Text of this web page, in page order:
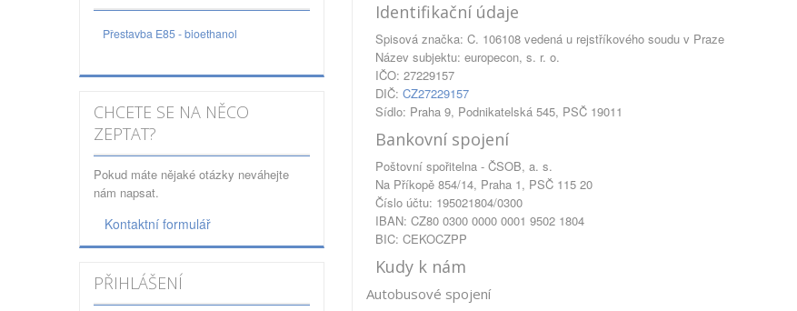
Identifikační údaje
Spisová značka: C. 106108 vedená u rejstříkového soudu v Praze
Název subjektu: europecon, s. r. o.
IČO: 27229157
DIČ: CZ27229157
Sídlo: Praha 9, Podnikatelská 545, PSČ 19011
Bankovní spojení
Poštovní spořitelna - ČSOB, a. s.
Na Příkopě 854/14, Praha 1, PSČ 115 20
Číslo účtu: 195021804/0300
IBAN: CZ80 0300 0000 0001 9502 1804
BIC: CEKOCZPP
Kudy k nám
Autobusové spojení
Přestavba E85 - bioethanol
CHCETE SE NA NĚCO
ZEPTAT?
Pokud máte nějaké otázky neváhejte
nám napsat.
Kontaktní formulář
PŘIHLÁŠENÍ